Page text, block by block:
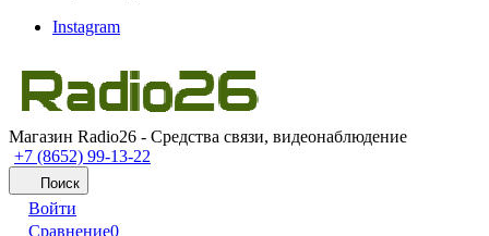
Instagram
Магазин Radio26 - Средства связи, видеонаблюдение
+7 (8652) 99-13-22
Поиск
Войти
Сравнение0